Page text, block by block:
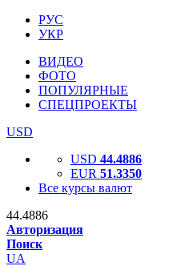
РУС
УКР
ВИДЕО
ФОТО
ПОПУЛЯРНЫЕ
СПЕЦПРОЕКТЫ
USD
USD 44.4886
EUR 51.3350
Все курсы валют
44.4886
Авторизация
Поиск
UA